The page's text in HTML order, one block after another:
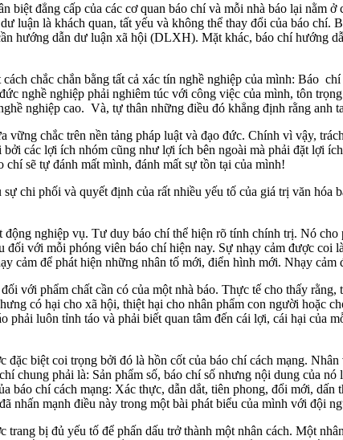
biệt đẳng cấp của các cơ quan báo chí và mỗi nhà báo lại nằm
luận là khách quan, tất yếu và không thể thay đổi của báo chí.
hướng dẫn dư luận xã hội (DLXH). Mặt khác, báo chí hướng
chắc chắn bằng tất cả xác tín nghề nghiệp của mình: Báo
nghề nghiệp phải nghiêm túc với công việc của mình, tôn
nghiệp cao. Và, tự thân những điều đó khẳng định rằng anh
vững chắc trên nền tảng pháp luật và đạo đức. Chính vì vậy,
các lợi ích nhóm cũng như lợi ích bên ngoài mà phải đặt lợi
sẽ tự đánh mất mình, đánh mất sự tồn tại của mình!
chi phối và quyết định của rất nhiều yếu tố của giá trị văn
nghiệp vụ. Tư duy báo chí thể hiện rõ tính chính trị. Nó
với mỗi phóng viên báo chí hiện nay. Sự nhạy cảm được coi
cảm để phát hiện những nhân tố mới, điển hình mới. Nhạy
với phẩm chất cần có của một nhà báo. Thực tế cho thấy
có hại cho xã hội, thiệt hại cho nhân phẩm con người hoặc
luôn tỉnh táo và phải biết quan tâm đến cái lợi, cái hại của
biệt coi trọng bởi đó là hồn cốt của báo chí cách mạng.
chung phải là: Sản phẩm số, báo chí số nhưng nội dung của
chí cách mạng: Xác thực, dẫn dắt, tiên phong, đổi mới,
mạnh điều này trong một bài phát biểu của mình với đội
bị đủ yếu tố để phấn dấu trở thành một nhân cách. Một